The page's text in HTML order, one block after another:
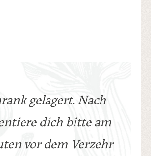
gelagert. Nach
dich bitte am
vor dem Verzehr